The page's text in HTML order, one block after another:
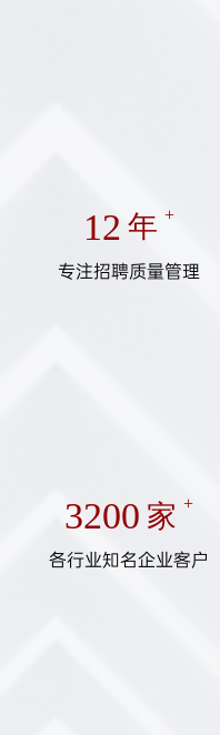
12 年 +
专注招聘质量管理
3200 家 +
各行业知名企业客户